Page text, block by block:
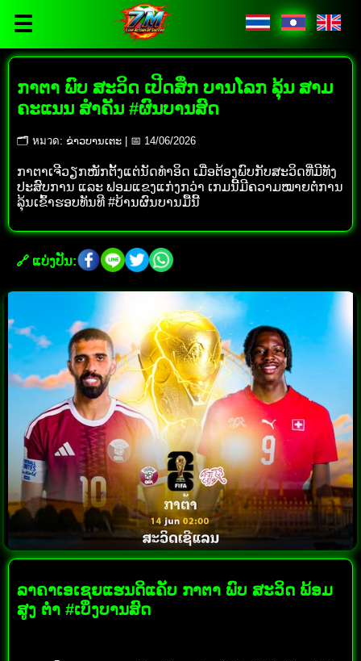
☰
ກາຕາ ພົບ ສະວິດ ເປີດສຶກ ບານໂລກ ລຸ້ນ ສາມ
ຄະແນນ ສຳຄັນ #ຜົນບານສົດ
🗂 หมวด: ຂ່າວບານເຕະ | 📅 14/06/2026
ກາຕາເຈີວຽກໜັກຕັ້ງແຕ່ນັດທຳອິດ ເມື່ອຕ້ອງພົບກັບສະວິດທີ່ມີທັງ
ປະສົບການ ແລະ ຟອມແຂງແກ່ງກວ່າ ເກມນີ້ມີຄວາມໝາຍຕໍ່ການ
ລຸ້ນເຂົ້າຮອບທັນທີ #ບ້ານຜົນບານມື້ນີ້
🔗 ແບ່ງປັນ:
ລາຄາເອເຊຍແຮນດິແຄັບ ກາຕາ ພົບ ສະວິດ ພ້ອມ
ສູງ ຕ່ຳ #ເບິ່ງບານສົດ